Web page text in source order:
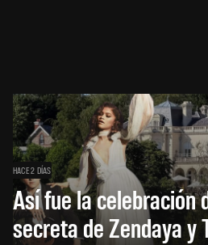
HACE 2 DÍAS
Así fue la celebración
secreta de Zendaya y